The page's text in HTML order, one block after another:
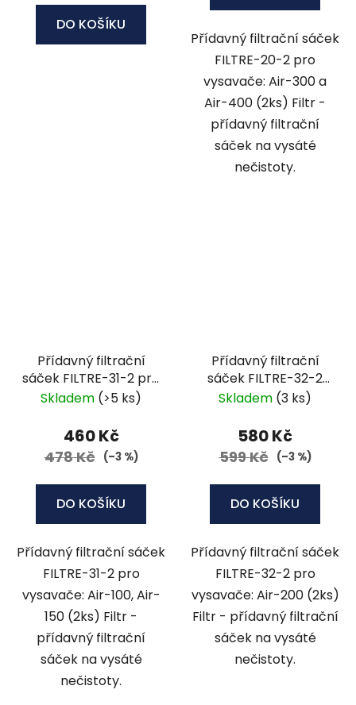
DO KOŠÍKU
Přídavný filtrační sáček
FILTRE-20-2 pro
vysavače: Air-300 a
Air-400 (2ks) Filtr -
přídavný filtrační
sáček na vysáté
nečistoty.
Přídavný filtrační
sáček FILTRE-31-2 pro
vysavače: Air-100, Air-
Skladem (>5 ks)
460 Kč
478 Kč (–3 %)
DO KOŠÍKU
Přídavný filtrační sáček
FILTRE-31-2 pro
vysavače: Air-100, Air-
150 (2ks) Filtr -
přídavný filtrační
sáček na vysáté
nečistoty.
Přídavný filtrační
sáček FILTRE-32-2
pro vysavače: Air-200
Skladem (3 ks)
580 Kč
599 Kč (–3 %)
DO KOŠÍKU
Přídavný filtrační sáček
FILTRE-32-2 pro
vysavače: Air-200 (2ks)
Filtr - přídavný filtrační
sáček na vysáté
nečistoty.